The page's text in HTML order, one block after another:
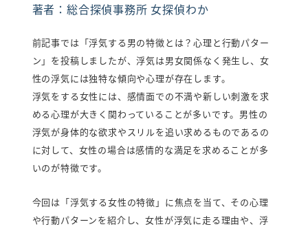
行政書士紹介
探偵読み物 お知らせ
プライバシーポリシー
福岡
0120-852-267
佐賀
0120-905-718
著者：総合探偵事務所 女探偵わか
前記事では「浮気する男の特徴とは？心理と行動パター
ン」を投稿しましたが、浮気は男女関係なく発生し、女
性の浮気には独特な傾向や心理が存在します。
浮気をする女性には、感情面での不満や新しい刺激を求
める心理が大きく関わっていることが多いです。男性の
浮気が身体的な欲求やスリルを追い求めるものであるの
に対して、女性の場合は感情的な満足を求めることが多
いのが特徴です。
今回は「浮気する女性の特徴」に焦点を当て、その心理
や行動パターンを紹介し、女性が浮気に走る理由や、浮